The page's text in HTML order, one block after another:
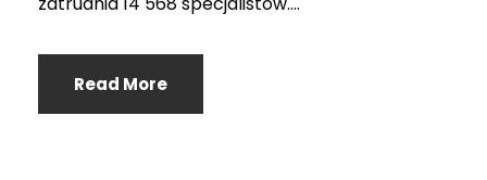
Read More